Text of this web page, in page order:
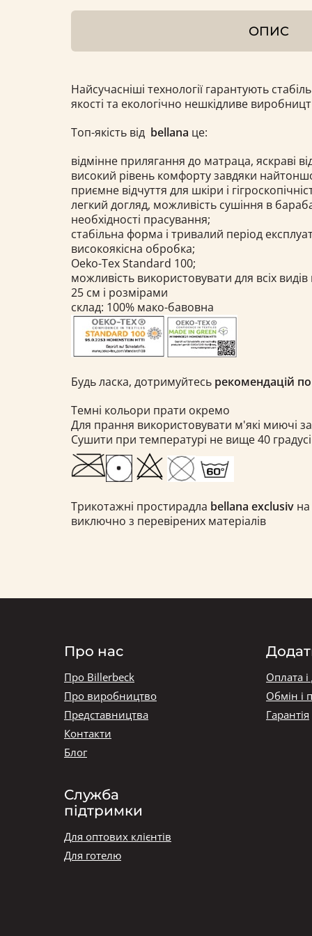
ОПИС
Найсучасніші технології гарантують
якості та екологічно нешкідливе
Топ-якість від bellana це:
відмінне прилягання до матраца, яскраві
високий рівень комфорту завдяки
приємне відчуття для шкіри і
легкий догляд, можливість сушіння в
необхідності прасування;
стабільна форма і тривалий період
високоякісна обробка;
Oeko-Tex Standard 100;
можливість використовувати для всіх
25 см і розмірами
склад: 100% мако-бавовна
Будь ласка, дотримуйтесь рекомендацій
Темні кольори прати окремо
Для прання використовувати м'які миючі
Сушити при температурі не вище 40
Трикотажні простирадла bellana exclusiv
виключно з перевірених матеріалів
Про нас
Про Billerbeck
Про виробництво
Представництва
Контакти
Блог
Служба
підтримки
Для оптових клієнтів
Для готелю
Оплата і
Обмін і
Гарантія